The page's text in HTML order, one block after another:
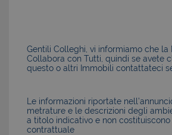
Gentili Colleghi, vi informiamo che la
Collabora con Tutti, quindi se avete
questo o altri Immobili contattateci
Le informazioni riportate
metrature e le descrizioni degli
a titolo indicativo e non
contrattuale